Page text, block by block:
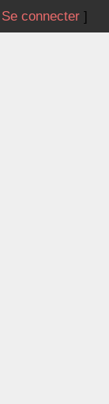
Se connecter]